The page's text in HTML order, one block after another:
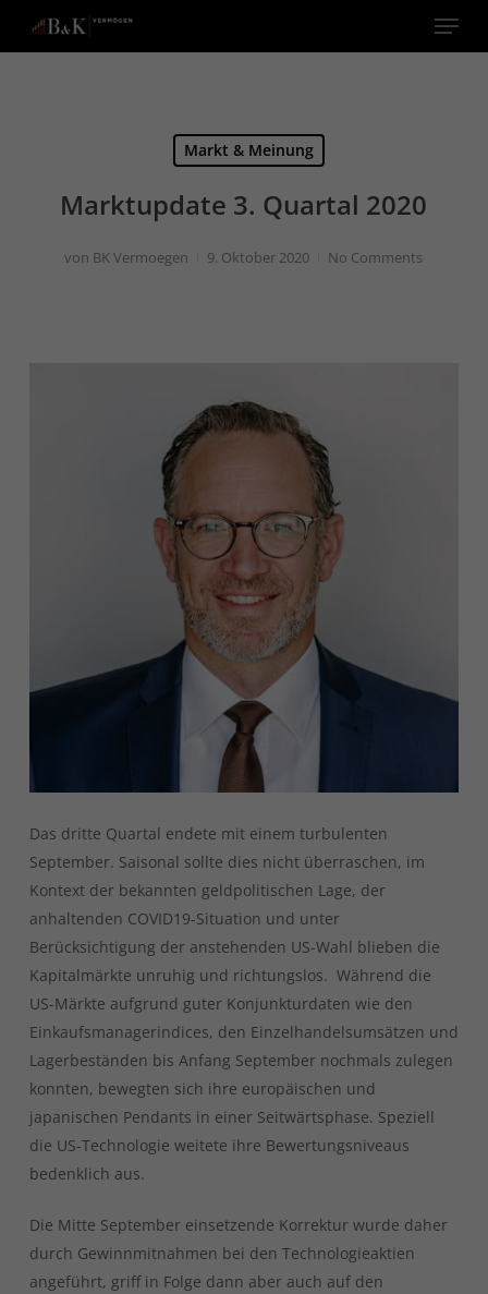
Menu
Markt & Meinung
Marktupdate 3. Quartal 2020
von BK Vermoegen 9. Oktober 2020 No Comments
Das dritte Quartal endete mit einem turbulenten
September. Saisonal sollte dies nicht überraschen, im
Kontext der bekannten geldpolitischen Lage, der
anhaltenden COVID19-Situation und unter
Berücksichtigung der anstehenden US-Wahl blieben die
Kapitalmärkte unruhig und richtungslos. Während die
US-Märkte aufgrund guter Konjunkturdaten wie den
Einkaufsmanagerindices, den Einzelhandelsumsätzen und
Lagerbeständen bis Anfang September nochmals zulegen
konnten, bewegten sich ihre europäischen und
japanischen Pendants in einer Seitwärtsphase. Speziell
die US-Technologie weitete ihre Bewertungsniveaus
bedenklich aus.
Die Mitte September einsetzende Korrektur wurde daher
durch Gewinnmitnahmen bei den Technologieaktien
angeführt, griff in Folge dann aber auch auf den